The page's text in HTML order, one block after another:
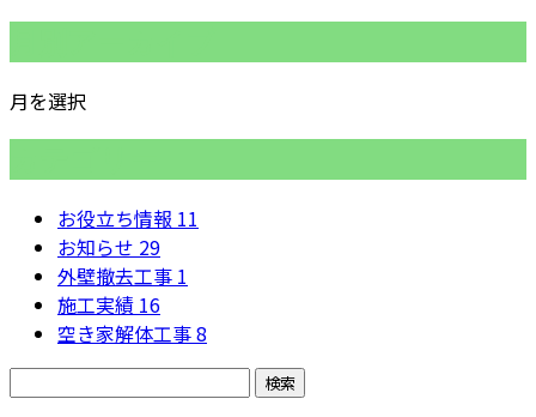
月を選択
お役立ち情報 11
お知らせ 29
外壁撤去工事 1
施工実績 16
空き家解体工事8